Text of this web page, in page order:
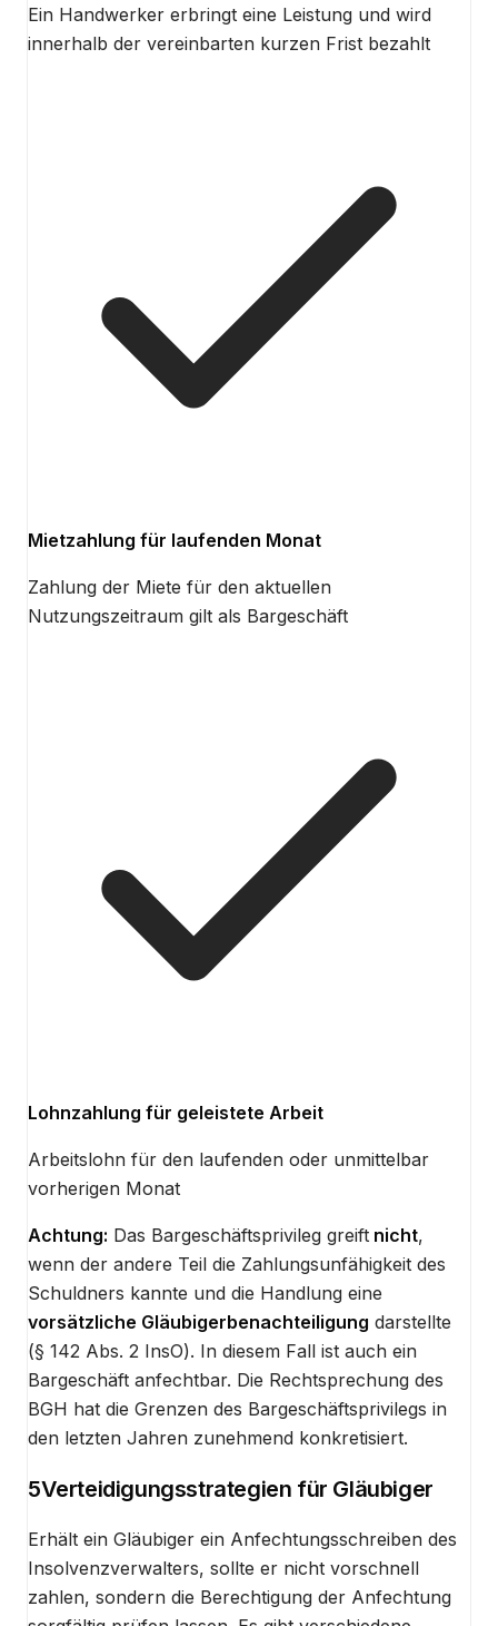
Ein Handwerker erbringt eine Leistung und wird
innerhalb der vereinbarten kurzen Frist bezahlt
Mietzahlung für laufenden Monat
Zahlung der Miete für den aktuellen
Nutzungszeitraum gilt als Bargeschäft
Lohnzahlung für geleistete Arbeit
Arbeitslohn für den laufenden oder unmittelbar
vorherigen Monat
Achtung: Das Bargeschäftsprivileg greift nicht,
wenn der andere Teil die Zahlungsunfähigkeit des
Schuldners kannte und die Handlung eine
vorsätzliche Gläubigerbenachteiligung darstellte
(§ 142 Abs. 2 InsO). In diesem Fall ist auch ein
Bargeschäft anfechtbar. Die Rechtsprechung des
BGH hat die Grenzen des Bargeschäftsprivilegs in
den letzten Jahren zunehmend konkretisiert.
5Verteidigungsstrategien für Gläubiger
Erhält ein Gläubiger ein Anfechtungsschreiben des
Insolvenzverwalters, sollte er nicht vorschnell
zahlen, sondern die Berechtigung der Anfechtung